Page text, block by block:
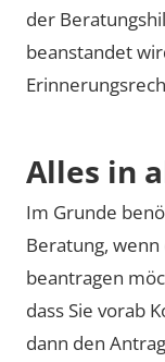
der
beanstandet
Alles in
Im Grunde
Beratung,
beantragen
dass Sie vorab
dann den